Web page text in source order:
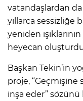
vatandaşlardan
yıllarca sessizliğe
yeniden
heyecan
Başkan Tekin’in
proje, “Geçmişine
inşa eder”